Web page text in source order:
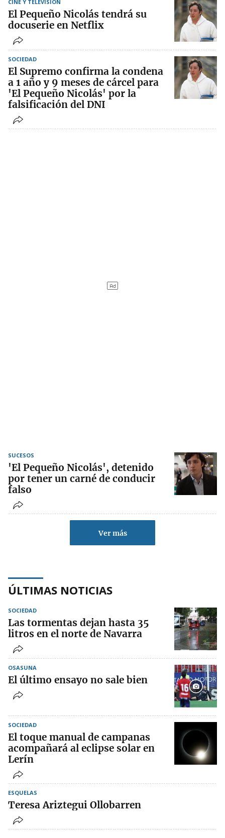
CINE Y TELEVISIÓN
El Pequeño Nicolás tendrá su
docuserie en Netflix
SOCIEDAD
El Supremo confirma la condena
a 1 año y 9 meses de cárcel para
'El Pequeño Nicolás' por la
falsificación del DNI
SUCESOS
'El Pequeño Nicolás', detenido
por tener un carné de conducir
falso
Ver más
ÚLTIMAS NOTICIAS
SOCIEDAD
Las tormentas dejan hasta 35
litros en el norte de Navarra
OSASUNA
El último ensayo no sale bien
SOCIEDAD
El toque manual de campanas
acompañará al eclipse solar en
Lerín
ESQUELAS
Teresa Ariztegui Ollobarren